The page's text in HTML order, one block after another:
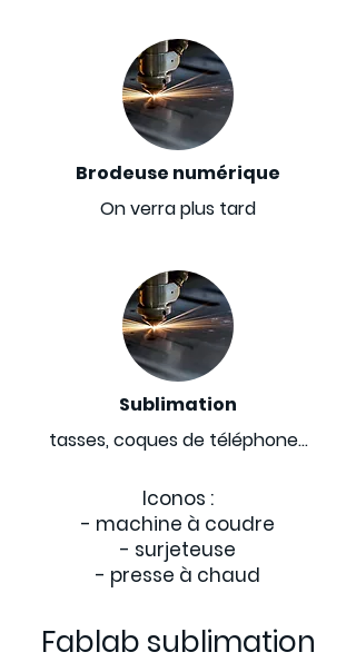
Brodeuse numérique
On verra plus tard
Sublimation
tasses, coques de téléphone...
Iconos :
- machine à coudre
- surjeteuse
- presse à chaud
Fablab sublimation